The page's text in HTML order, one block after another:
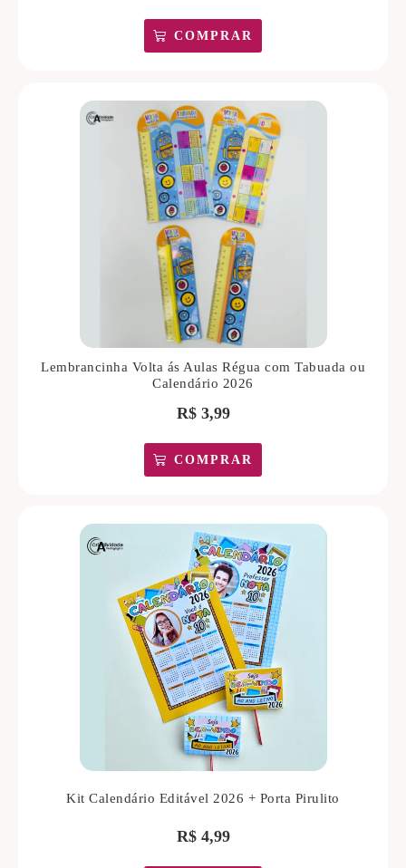
COMPRAR
Lembrancinha Volta ás Aulas Régua com Tabuada ou
Calendário 2026
R$3,99
COMPRAR
Kit Calendário Editável 2026 + Porta Pirulito
R$4,99